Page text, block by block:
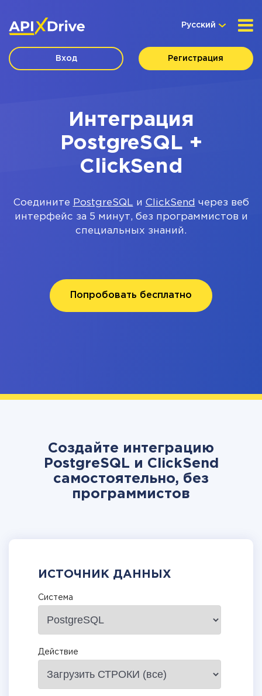
Русский
Вход Регистрация
Интеграция
PostgreSQL +
ClickSend
Соедините PostgreSQL и ClickSend через веб
интерфейс за 5 минут, без программистов и
специальных знаний.
Попробовать бесплатно
Создайте интеграцию
PostgreSQL и ClickSend
самостоятельно, без
программистов
ИСТОЧНИК ДАННЫХ
Система
Действие